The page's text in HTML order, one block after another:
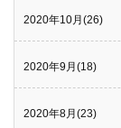
2020年10月(26)
2020年9月(18)
2020年8月(23)